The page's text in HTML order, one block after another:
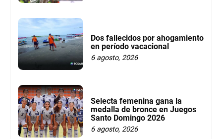
Dos fallecidos por ahogamiento
en período vacacional
6 agosto, 2026
Selecta femenina gana la
medalla de bronce en Juegos
Santo Domingo 2026
6 agosto, 2026